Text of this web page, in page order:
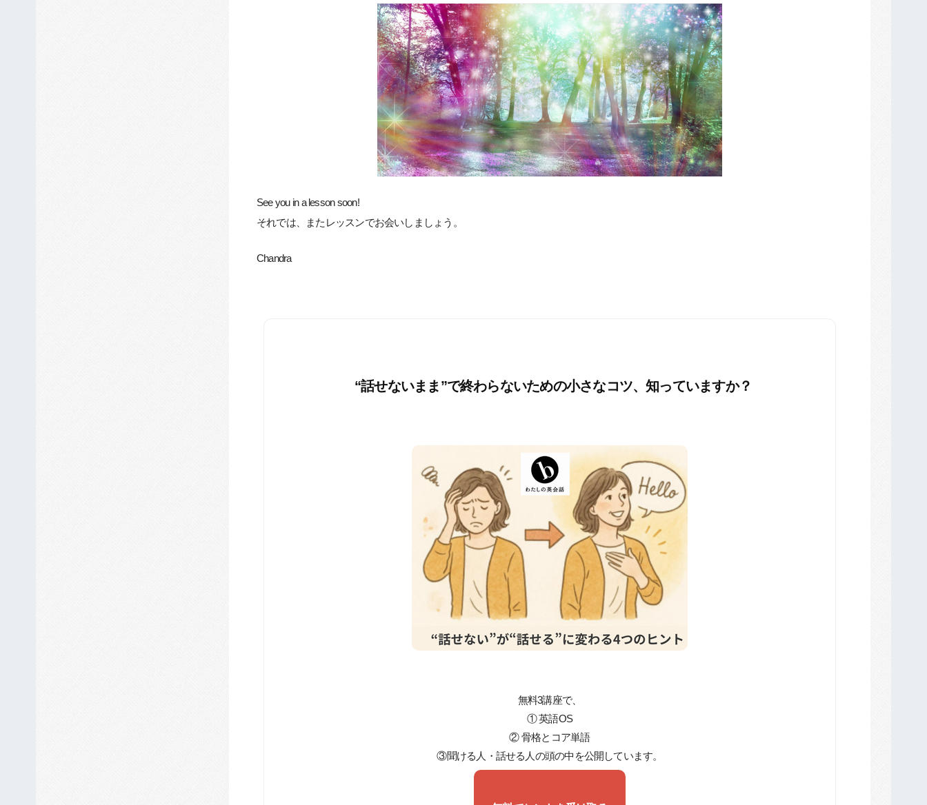
See you in a lesson soon!
それでは、またレッスンでお会いしましょう。
Chandra
“話せないまま”で終わらないための小さなコツ、知っていますか？
無料3講座で、
① 英語OS
② 骨格とコア単語
③聞ける人・話せる人の頭の中を公開しています。